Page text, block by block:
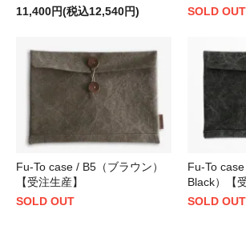
11,400円(税込12,540円)
SOLD OUT
Fu-To case / B5（ブラウン）
【受注生産】
SOLD OUT
Fu-To
Black）【
SOLD OUT